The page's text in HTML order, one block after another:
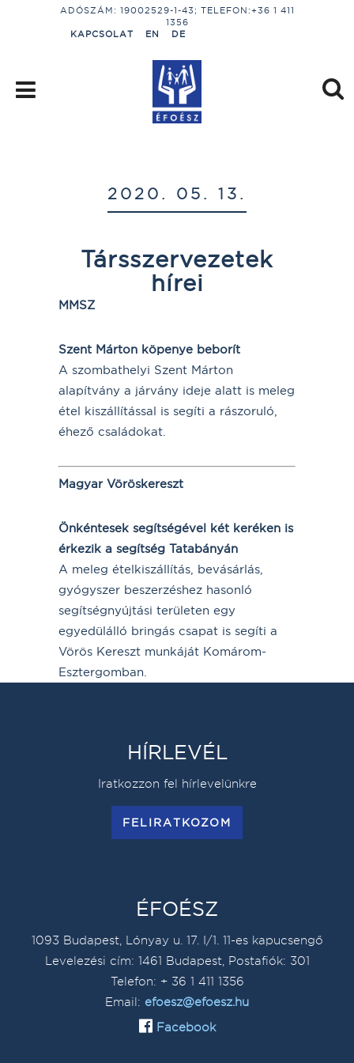
ADÓSZÁM: 19002529-1-43; TELEFON:+36 1 411
1356
KAPCSOLAT
EN DE
2020. 05. 13.
Társszervezetek
hírei
MMSZ
Szent Márton köpenye beborít
A szombathelyi Szent Márton
alapítvány a járvány ideje alatt is meleg
étel kiszállítással is segíti a rászoruló,
éhező családokat.
Magyar Vöröskereszt
Önkéntesek segítségével két keréken is
érkezik a segítség Tatabányán
A meleg ételkiszállítás, bevásárlás,
gyógyszer beszerzéshez hasonló
segítségnyújtási területen egy
egyedülálló bringás csapat is segíti a
Vörös Kereszt munkáját Komárom-
Esztergomban.
HÍRLEVÉL
Iratkozzon fel hírlevelünkre
FELIRATKOZOM
ÉFOÉSZ
1093 Budapest, Lónyay u. 17. I/1. 11-es kapucsengő
Levelezési cím: 1461 Budapest, Postafiók: 301
Telefon: + 36 1 411 1356
Email: efoesz@efoesz.hu
Facebook